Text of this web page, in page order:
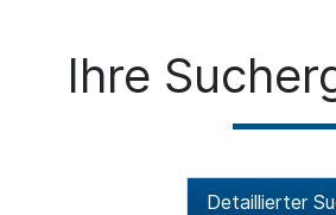
Ihre
Detaillierter